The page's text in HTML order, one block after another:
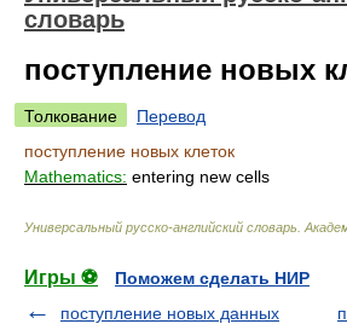
словарь
поступление новых
Толкование
Перевод
поступление новых клеток
Mathematics: entering new cells
Универсальный русско-английский словарь
Игры ⚽
Поможем сделать НИР
поступление новых данных